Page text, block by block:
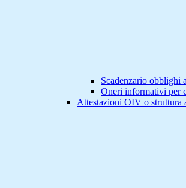
Scadenzario obblighi
Oneri informativi per
Attestazioni OIV o struttura